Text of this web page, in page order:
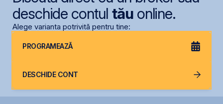
deschide contul tăuonline.
Alege varianta potrivită pentru tine:
PROGRAMEAZĂ
DESCHIDE CONT